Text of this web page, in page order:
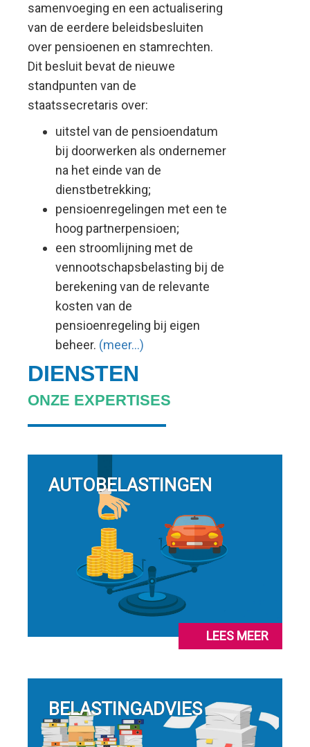
samenvoeging en een actualisering
van de eerdere beleidsbesluiten
over pensioenen en stamrechten.
Dit besluit bevat de nieuwe
standpunten van de
staatssecretaris over:
uitstel van de pensioendatum
bij doorwerken als ondernemer
na het einde van de
dienstbetrekking;
pensioenregelingen met een te
hoog partnerpensioen;
een stroomlijning met de
vennootschapsbelasting bij de
berekening van de relevante
kosten van de
pensioenregeling bij eigen
beheer. (meer…)
DIENSTEN
ONZE EXPERTISES
AUTOBELASTINGEN
LEES MEER
BELASTINGADVIES